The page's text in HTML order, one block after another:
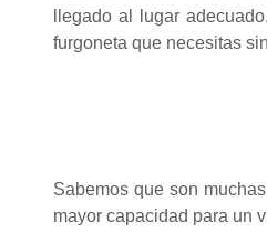
llegado al lugar
furgoneta que necesitas
Sabemos que son
mayor capacidad para un